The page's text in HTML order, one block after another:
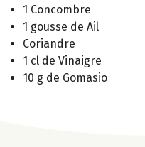
1 Concombre
1 gousse de Ail
Coriandre
1 cl de Vinaigre
10 g de Gomasio